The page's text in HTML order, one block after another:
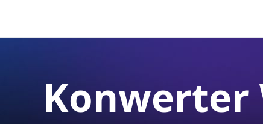
Konwerter